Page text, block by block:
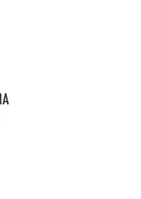
Охлажденный маникюр